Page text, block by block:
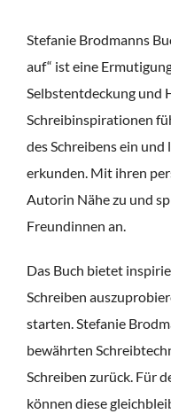
Stefanie Brodmanns
auf“ ist eine
Selbstentdeckung und
Schreibinspirationen
des Schreibens ein und
erkunden. Mit ihren
Autorin Nähe zu und
Freundinnen an.
Das Buch bietet
Schreiben
starten. Stefanie
bewährten
Schreiben zurück. Für
können diese